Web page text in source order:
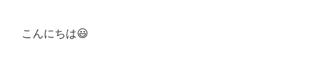
こんにちは😃